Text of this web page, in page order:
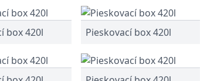
box 420l Pieskovací box 420l